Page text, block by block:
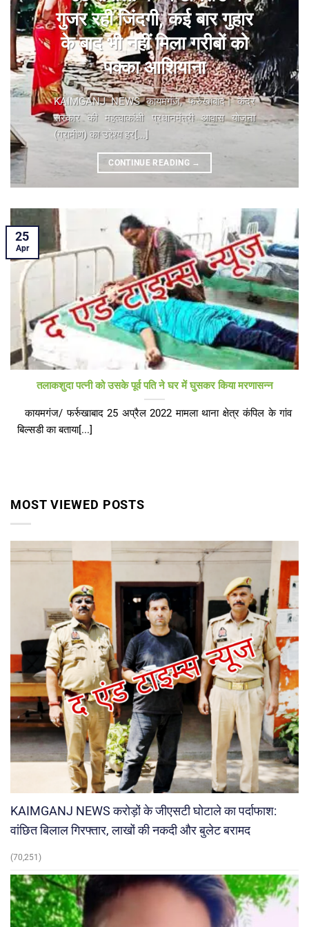
गुजर रही जिंदगी, कई बार गुहार
के बाद भी नहीं मिला गरीबों को
पक्का आशियाना
KAIMGANJ NEWS कायमगंज, फर्रुखाबाद। केंद्र
सरकार की महत्वाकांक्षी प्रधानमंत्री आवास योजना
(ग्रामीण) का उद्देश्य हर[...]
CONTINUE READING →
तलाकशुदा पत्नी को उसके पूर्व पति ने घर में घुसकर किया मरणासन्न
कायमगंज/ फर्रुखाबाद 25 अप्रैल 2022 मामला थाना क्षेत्र कंपिल के गांव
बिल्सडी का बताया[...]
25
Apr
MOST VIEWED POSTS
KAIMGANJ NEWS करोड़ों के जीएसटी घोटाले का पर्दाफाश:
वांछित बिलाल गिरफ्तार, लाखों की नकदी और बुलेट बरामद
(70,251)